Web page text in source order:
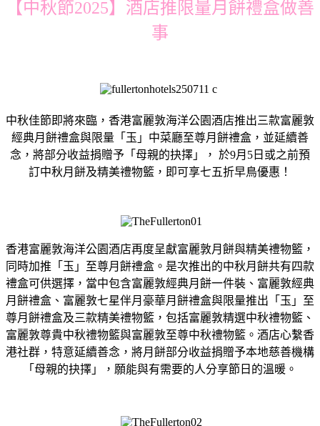
【中秋節2025】酒店推限量月餅禮盒做善
事
中秋佳節即將來臨，香港富麗敦海洋公園酒店推出三款富麗敦
經典月餅禮盒與限量「玉」中菜廳至尊月餅禮盒，並延續善
念，將部分收益捐贈予「母親的抉擇」， 於9月5日或之前預
訂中秋月餅及精美禮物籃，即可享七五折早鳥優惠！
香港富麗敦海洋公園酒店再度呈獻富麗敦月餅與精美禮物籃，
同時加推「玉」至尊月餅禮盒。是次推出的中秋月餅共有四款
禮盒可供選擇，當中包含富麗敦經典月餅一件裝、富麗敦經典
月餅禮盒、富麗敦七星伴月豪華月餅禮盒與限量推出「玉」至
尊月餅禮盒及三款精美禮物籃，包括富麗敦精選中秋禮物籃、
富麗敦尊貴中秋禮物籃與富麗敦至尊中秋禮物籃。酒店心繫香
港社群，特意延續善念，將月餅部分收益捐贈予本地慈善機構
「母親的抉擇」，願能與有需要的人分享節日的溫暖。